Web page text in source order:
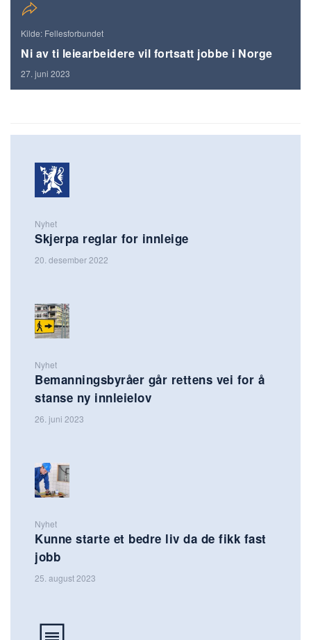
Kilde: Fellesforbundet
Ni av ti leiearbeidere vil fortsatt jobbe i Norge
27. juni 2023
Nyhet
Skjerpa reglar for innleige
20. desember 2022
Nyhet
Bemanningsbyråer går rettens vei for å
stanse ny innleielov
26. juni 2023
Nyhet
Kunne starte et bedre liv da de fikk fast
jobb
25. august 2023